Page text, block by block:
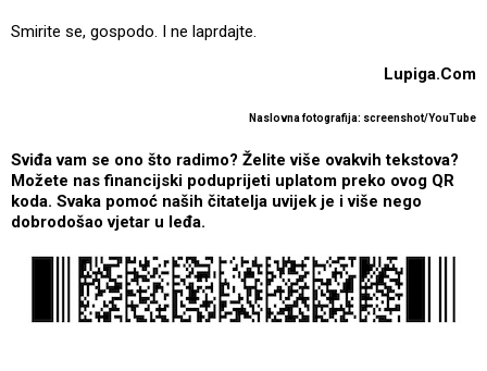
Smirite se, gospodo. I ne laprdajte.
Lupiga.Com
Naslovna fotografija: screenshot/YouTube
Sviđa vam se ono što radimo? Želite više ovakvih tekstova?
Možete nas financijski poduprijeti uplatom preko ovog QR
koda. Svaka pomoć naših čitatelja uvijek je i više nego
dobrodošao vjetar u leđa.